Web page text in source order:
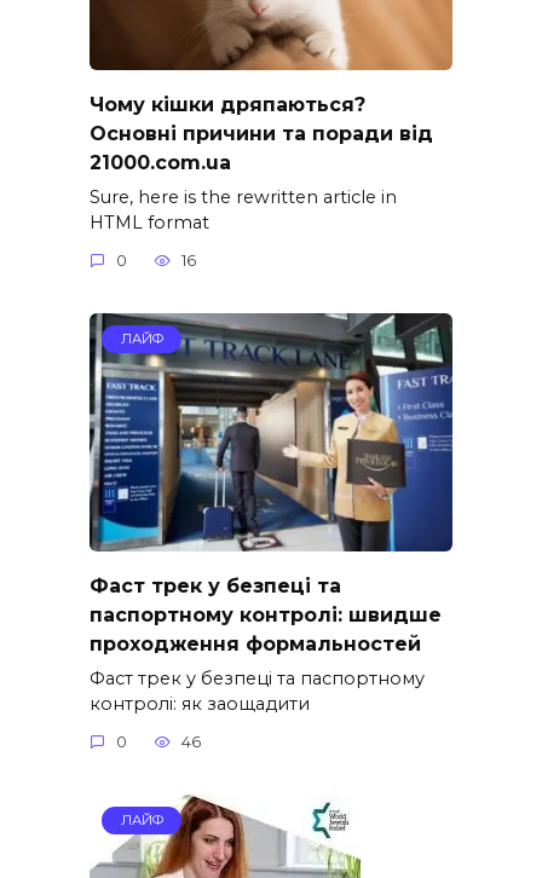
Чому кішки дряпаються?
Основні причини та поради від
21000.com.ua
Sure, here is the rewritten article in
HTML format
0 16
ЛАЙФ
Фаст трек у безпеці та
паспортному контролі: швидше
проходження формальностей
Фаст трек у безпеці та паспортному
контролі: як заощадити
0 46
ЛАЙФ